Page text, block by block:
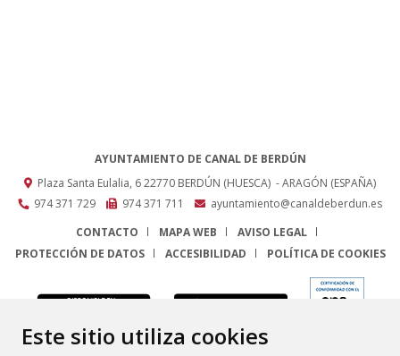
Este sitio utiliza cookies
AYUNTAMIENTO DE CANAL DE BERDÚN
Plaza Santa Eulalia, 622770 BERDÚN (HUESCA) - ARAGÓN (ESPAÑA)
974 371 729
974 371 711
ayuntamiento@canaldeberdun.es
CONTACTO
MAPA WEB
AVISO LEGAL
PROTECCIÓN DE DATOS
ACCESIBILIDAD POLÍTICA DE COOKIES